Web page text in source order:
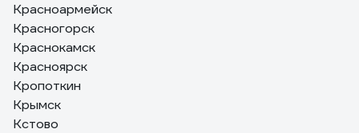
Красноармейск
Красногорск
Краснокамск
Красноярск
Кропоткин
Крымск
Кстово